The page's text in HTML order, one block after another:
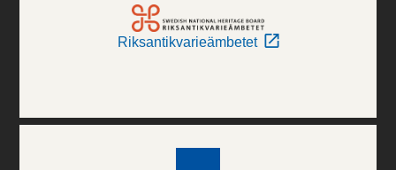
Riksantikvarieämbetet